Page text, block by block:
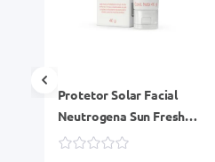
Protetor Solar Facial
Neutrogena Sun Fresh
Derm Care Dry Skin sem